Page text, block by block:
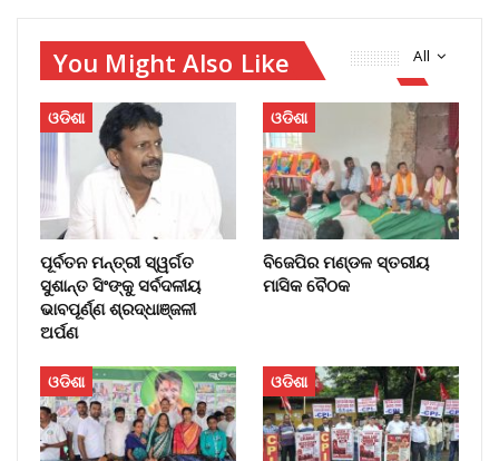
All
You Might Also Like
ଓଡିଶା
ପୂର୍ବତନ ମନ୍ତ୍ରୀ ସ୍ୱର୍ଗତ
ସୁଶାନ୍ତ ସିଂଙ୍କୁ ସର୍ବଦଳୀୟ
ଭାବପୂର୍ଣ୍ଣ ଶ୍ରଦ୍ଧାଞ୍ଜଳୀ
ଅର୍ପଣ
ଓଡିଶା
ବିଜେପିର ମଣ୍ଡଳ ସ୍ତରୀୟ
ମାସିକ ବୈଠକ
ଓଡିଶା ଓଡିଶା